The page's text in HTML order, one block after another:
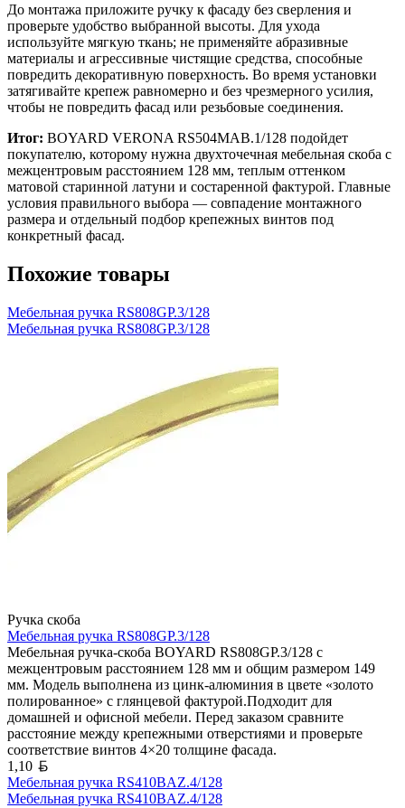
До монтажа приложите ручку к фасаду без сверления и
проверьте удобство выбранной высоты. Для ухода
используйте мягкую ткань; не применяйте абразивные
материалы и агрессивные чистящие средства, способные
повредить декоративную поверхность. Во время установки
затягивайте крепеж равномерно и без чрезмерного усилия,
чтобы не повредить фасад или резьбовые соединения.
Итог: BOYARD VERONA RS504MAB.1/128 подойдет
покупателю, которому нужна двухточечная мебельная скоба с
межцентровым расстоянием 128 мм, теплым оттенком
матовой старинной латуни и состаренной фактурой. Главные
условия правильного выбора — совпадение монтажного
размера и отдельный подбор крепежных винтов под
конкретный фасад.
Похожие товары
Мебельная ручка RS808GP.3/128
Мебельная ручка RS808GP.3/128
Ручка скоба
Мебельная ручка RS808GP.3/128
Мебельная ручка-скоба BOYARD RS808GP.3/128 с
межцентровым расстоянием 128 мм и общим размером 149
мм. Модель выполнена из цинк-алюминия в цвете «золото
полированное» с глянцевой фактурой.Подходит для
домашней и офисной мебели. Перед заказом сравните
расстояние между крепежными отверстиями и проверьте
соответствие винтов 4×20 толщине фасада.
1,10
Мебельная ручка RS410BAZ.4/128
Мебельная ручка RS410BAZ.4/128